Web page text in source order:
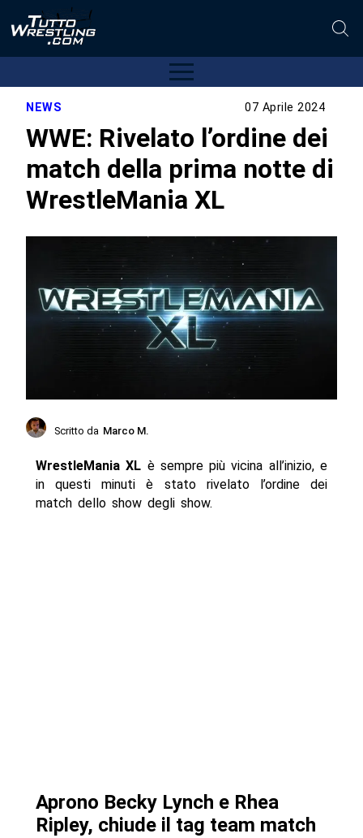
NEWS 07 Aprile 2024
WWE: Rivelato l’ordine dei
match della prima notte di
WrestleMania XL
Scritto da Marco M.
WrestleMania XL è sempre più vicina all’inizio, e
in questi minuti è stato rivelato l’ordine dei
match dello show degli show.
Aprono Becky Lynch e Rhea
Ripley, chiude il tag team match